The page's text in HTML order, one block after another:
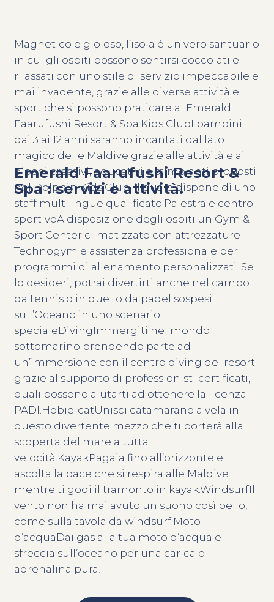
Emerald Faarufushi Resort &
Spa : servizi e attività.
Magnetico e gioioso, l’isola è un vero santuario
in cui gli ospiti possono sentirsi coccolati e
rilassati con uno stile di servizio impeccabile e
mai invadente, grazie alle diverse attività e
sport che si possono praticare al Emerald
Faarufushi Resort & Spa:Kids ClubI bambini
dai 3 ai 12 anni saranno incantati dal lato
magico delle Maldive grazie alle attività e ai
giochi creativi, educativi e stimolanti proposti
nel Dolphin Kids Club, il quale dispone di uno
staff multilingue qualificato.Palestra e centro
sportivoA disposizione degli ospiti un Gym &
Sport Center climatizzato con attrezzature
Technogym e assistenza professionale per
programmi di allenamento personalizzati. Se
lo desideri, potrai divertirti anche nel campo
da tennis o in quello da padel sospesi
sull’Oceano in uno scenario
specialeDivingImmergiti nel mondo
sottomarino prendendo parte ad
un’immersione con il centro diving del resort
grazie al supporto di professionisti certificati, i
quali possono aiutarti ad ottenere la licenza
PADI.Hobie-catUnisci catamarano a vela in
questo divertente mezzo che ti porterà alla
scoperta del mare a tutta
velocità.KayakPagaia fino all’orizzonte e
ascolta la pace che si respira alle Maldive
mentre ti godi il tramonto in kayak.WindsurfIl
vento non ha mai avuto un suono così bello,
come sulla tavola da windsurf.Moto
d’acquaDai gas alla tua moto d’acqua e
sfreccia sull’oceano per una carica di
adrenalina pura!